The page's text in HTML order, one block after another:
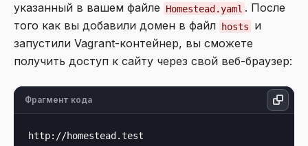
указанный в вашем файле
Homestead.yaml . После
того как вы добавили домен в файл hosts
и
запустили Vagrant-контейнер, вы сможете
получить доступ к сайту через свой веб-браузер:
Фрагмент кода